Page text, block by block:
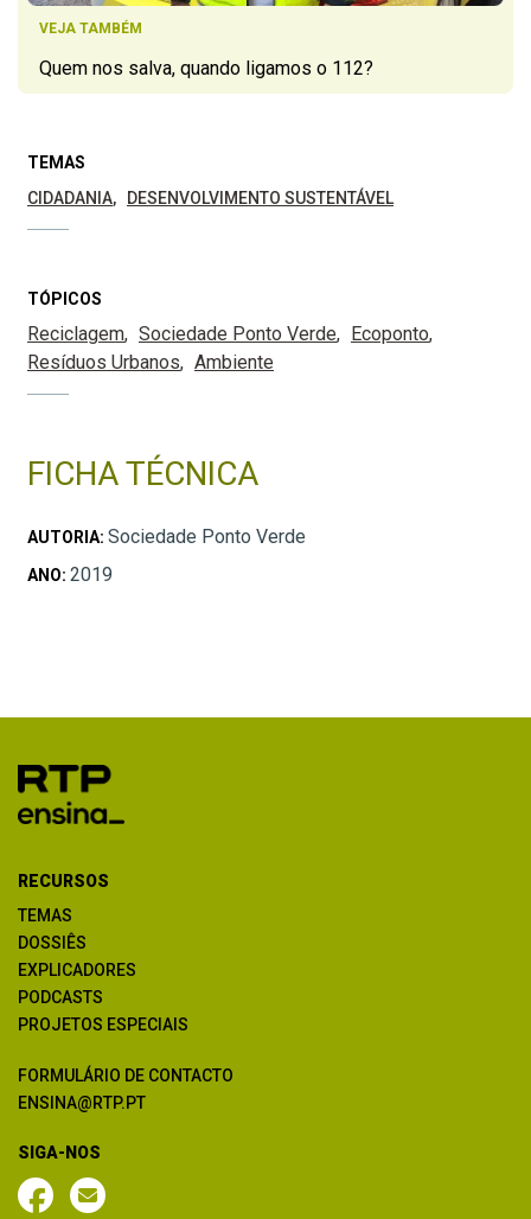
VEJA TAMBÉM
Quem nos salva, quando ligamos o 112?
TEMAS
CIDADANIA
DESENVOLVIMENTO SUSTENTÁVEL
TÓPICOS
Reciclagem Sociedade Ponto Verde
Ecoponto
Resíduos Urbanos
Ambiente
FICHA TÉCNICA
AUTORIA: Sociedade Ponto Verde
ANO: 2019
RECURSOS
TEMAS
DOSSIÊS
EXPLICADORES
PODCASTS
PROJETOS ESPECIAIS
FORMULÁRIO DE CONTACTO
ENSINA@RTP.PT
SIGA-NOS